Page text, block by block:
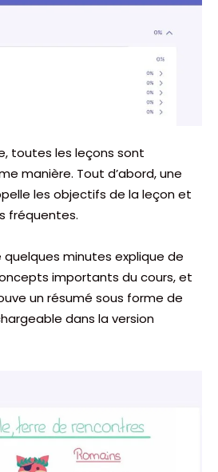
toutes les leçons sont
manière. Tout d’abord, une
les objectifs de la leçon et
fréquentes.
quelques minutes explique de
importants du cours, et
un résumé sous forme de
dans la version